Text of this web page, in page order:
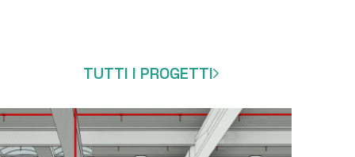
TUTTI I PROGETTI